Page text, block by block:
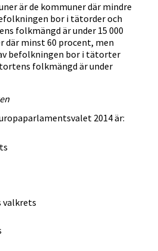
är de kommuner där mindre
bor i tätorder och
folkmängd är under 15 000
där minst 60 procent, men
befolkningen bor i tätorter
folkmängd är under
2014 är:
valkrets